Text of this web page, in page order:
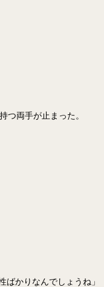
つ両手が止まった。
ばかりなんでしょうね」